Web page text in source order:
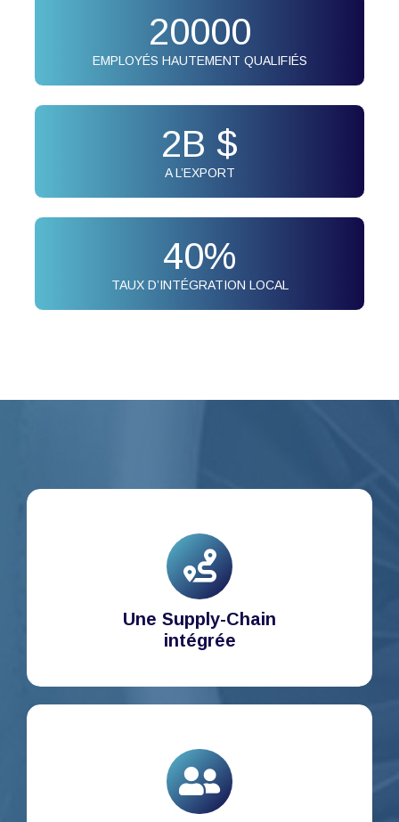
20000
EMPLOYÉS HAUTEMENT QUALIFIÉS
2B $
A L’EXPORT
40%
TAUX D’INTÉGRATION LOCAL
Une Supply-Chain
intégrée